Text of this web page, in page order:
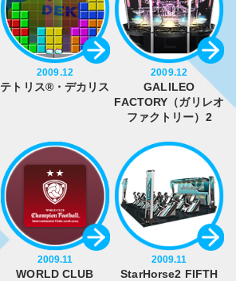
2009.12
テトリス®・デカリス
2009.12
GALILEO
FACTORY（ガリレオ
ファクトリー）2
2009.11
WORLD CLUB
2009.11
StarHorse2 FIFTH